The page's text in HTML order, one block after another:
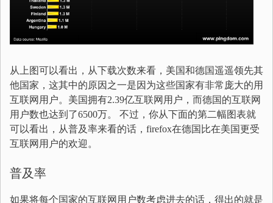
从上图可以看出，从下载次数来看，美国和德国遥遥领先其
他国家，这其中的原因之一是因为这些国家有非常庞大的用
互联网用户。美国拥有2.39亿互联网用户，而德国的互联网
用户数也达到了6500万。 不过，你从下面的第二幅图表就
可以看出，从普及率来看的话，firefox在德国比在美国更受
互联网用户的欢迎。
普及率
如果将每个国家的互联网用户数考虑进去的话，得出的就是